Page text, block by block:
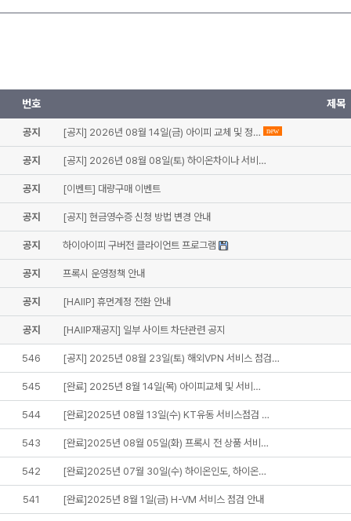
번호 제목
공지 [공지] 2026년 08월 14일(금) 아이피 교체 및 정… new
공지 [공지] 2026년 08월 08일(토) 하이온차이나 서비…
공지 [이벤트] 대량구매 이벤트
공지 [공지] 현금영수증 신청 방법 변경 안내
공지 하이아이피 구버전 클라이언트 프로그램
공지 프록시 운영정책 안내
공지 [HAIIP] 휴먼계정 전환 안내
공지 [HAIIP재공지] 일부 사이트 차단관련 공지
546 [공지] 2025년 08월 23일(토) 해외VPN 서비스 점검…
545 [완료] 2025년 8월 14일(목) 아이피교체 및 서비…
544 [완료]2025년 08월 13일(수) KT유동 서비스점검 …
543 [완료]2025년 08월 05일(화) 프록시 전 상품 서비…
542 [완료]2025년 07월 30일(수) 하이온인도, 하이온…
541 [완료]2025년 8월 1일(금) H-VM 서비스 점검 안내